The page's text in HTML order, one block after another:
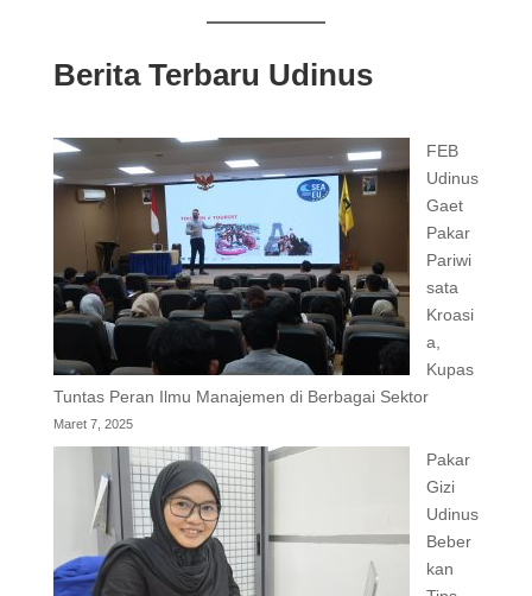
Berita Terbaru Udinus
FEB
Udinus
Gaet
Pakar
Pariwi
sata
Kroasi
a,
Kupas
Tuntas Peran Ilmu Manajemen di Berbagai Sektor
Maret 7, 2025
Pakar
Gizi
Udinus
Beber
kan